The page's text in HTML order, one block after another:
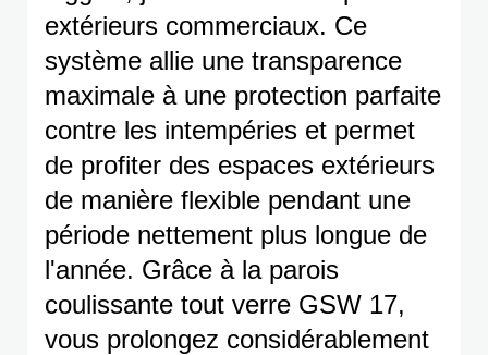
extérieurs commerciaux. Ce
système allie une transparence
maximale à une protection parfaite
contre les intempéries et permet
de profiter des espaces extérieurs
de manière flexible pendant une
période nettement plus longue de
l'année. Grâce à la parois
coulissante tout verre GSW 17,
vous prolongez considérablement